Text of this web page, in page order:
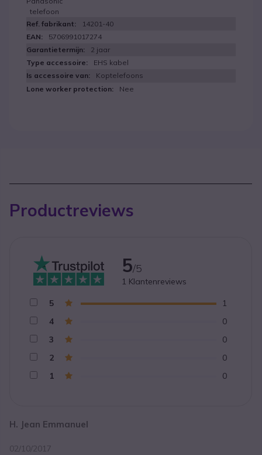
telefoon
14201-40
5706991017274
2 jaar
EHS kabel
Koptelefoons
Nee
Productreviews
H. Jean Emmanuel
02/10/2017
5/5
1 Klantenreviews
5
1
4
0
3
0
2
0
1
0